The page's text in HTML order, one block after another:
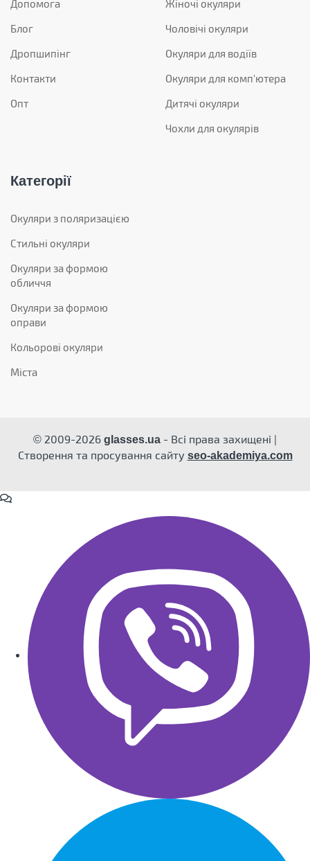
Допомога
Блог
Дропшипінг
Контакти
Опт
Жіночі окуляри
Чоловічі окуляри
Окуляри для водіїв
Окуляри для комп'ютера
Дитячі окуляри
Чохли для окулярів
Категорії
Окуляри з поляризацією
Стильні окуляри
Окуляри за формою
обличчя
Окуляри за формою
оправи
Кольорові окуляри
Міста
© 2009-2026 glasses.ua - Всі права захищені |
Створення та просування сайту seo-akademiya.com